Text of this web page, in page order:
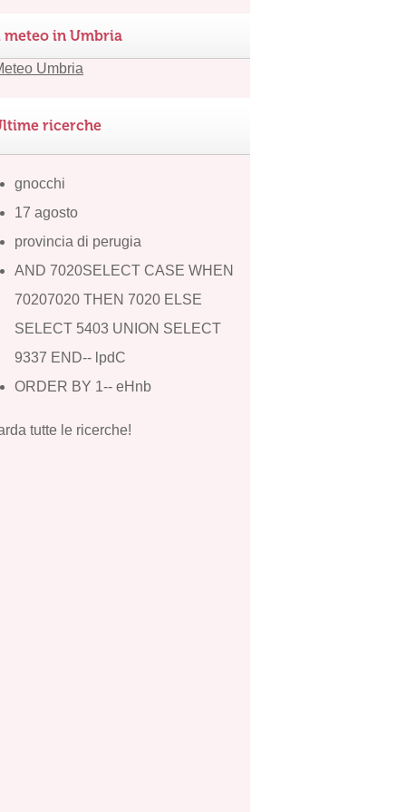
meteo in Umbria
ricerche
gnocchi
17 agosto
provincia di perugia
AND 7020SELECT CASE WHEN
70207020 THEN 7020 ELSE
SELECT 5403 UNION SELECT
9337 END-- lpdC
ORDER BY 1-- eHnb
tutte le ricerche!